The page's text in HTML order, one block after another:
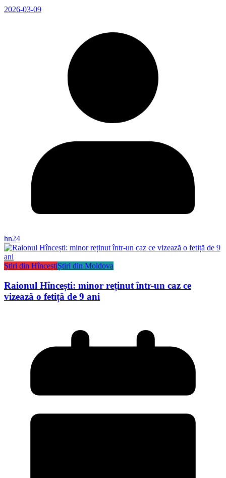
2026-03-09
hn24
Știri din HînceștiȘtiri din Moldova
Raionul Hîncești: minor reținut într-un caz ce
vizează o fetiță de 9 ani